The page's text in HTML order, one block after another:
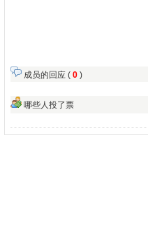
成员的回应 (0 )
哪些人投了票